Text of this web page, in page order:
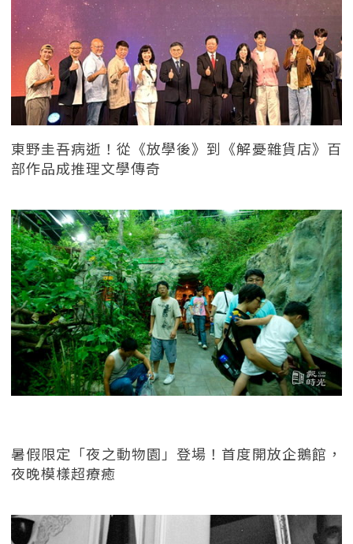
東野圭吾病逝！從《放學後》到《解憂雜貨店》百
部作品成推理文學傳奇
暑假限定「夜之動物園」登場！首度開放企鵝館，
夜晚模樣超療癒